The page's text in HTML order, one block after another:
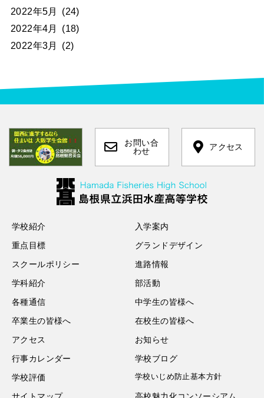
2022年5月
(24)
2022年4月
(18)
2022年3月
(2)
お問い合
わせ
アクセス
学校紹介
入学案内
重点目標
グランドデザイン
スクールポリシー
進路情報
学科紹介
部活動
各種通信
中学生の皆様へ
卒業生の皆様へ
在校生の皆様へ
アクセス
お知らせ
行事カレンダー
学校ブログ
学校評価
学校いじめ防止基本方針